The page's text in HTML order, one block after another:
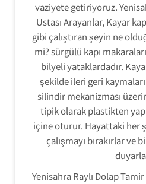
vaziyete getiriyoruz.
Ustası Arayanlar, Kayar
gibi çalıştıran şeyin ne
mi? sürgülü kapı
bilyeli yataklardadır.
şekilde ileri geri
silindir mekanizması
tipik olarak plastikten
içine oturur. Hayattaki her
çalışmayı bırakırlar ve
Yenisahra Raylı Dolap